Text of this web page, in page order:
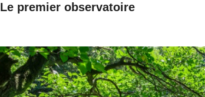
Le premier observatoire